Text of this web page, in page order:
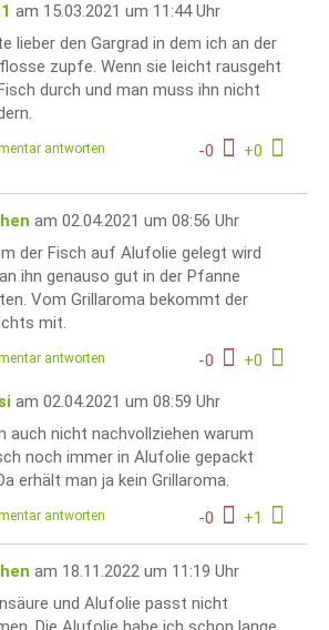
am 15.03.2021 um 11:44 Uhr
lieber den Gargrad in dem ich an der
zupfe. Wenn sie leicht rausgeht
durch und man muss ihn nicht
-0 +0
antworten
am 02.04.2021 um 08:56 Uhr
der Fisch auf Alufolie gelegt wird
ihn genauso gut in der Pfanne
Vom Grillaroma bekommt der
mit.
-0 +0
antworten
am 02.04.2021 um 08:59 Uhr
auch nicht nachvollziehen warum
noch immer in Alufolie gepackt
erhält man ja kein Grillaroma.
-0 +1
antworten
am 18.11.2022 um 11:19 Uhr
und Alufolie passt nicht